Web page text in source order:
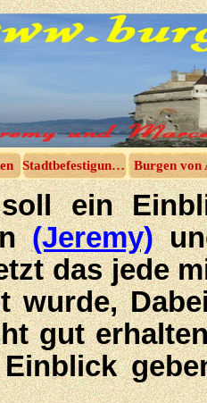
Stadtbefestigungen Burgen von
ein
(Jeremy)
das jede
wurde,
gut